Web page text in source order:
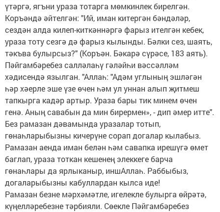
үтәргә, ягъни ураза тотарга мөмкинлек бирелгән.
Коръәндә әйтелгән: "Ий, иман китергән бәндәләр,
сездән алда килеп-киткәннәргә фарыз ителгән кебек,
ураза тоту сезгә дә фарыз кылынды. Бәлки сез, шаять,
тәкъва булырсыз?" (Коръән. Бәкарә сүрәсе, 183 аять).
Пәйгамбәребез салләлаһү гәләйһи вәссәлләм
хәдисендә язылган. "Аллаһ: "Адәм углының эшләгән
һәр хәерле эше үзе өчен һәм ул уннан алып җитмеш
тапкырга кадәр артыр. Ураза бары тик минем өчен
генә. Аның савабын да мин бирермен», - дип әмер итте".
Без рамазан дәвамында уразалар тотып,
гөнаһларыбызны кичерүне сорап догалар кылабыз.
Рамазан аенда иман белән һәм савапка ирешүгә өмет
баглап, ураза тоткан кешенең элеккеге барча
гөнаһлары да ярлыканыр, иншАллаһ. Раббыбыз,
догаларыбызны кабуллардан кылса иде!
Рамазан безне мәрхәмәтле, игелекле булырга өйрәтә,
күңелләребезне тәрбияли. Сөекле Пәйгамбәребез